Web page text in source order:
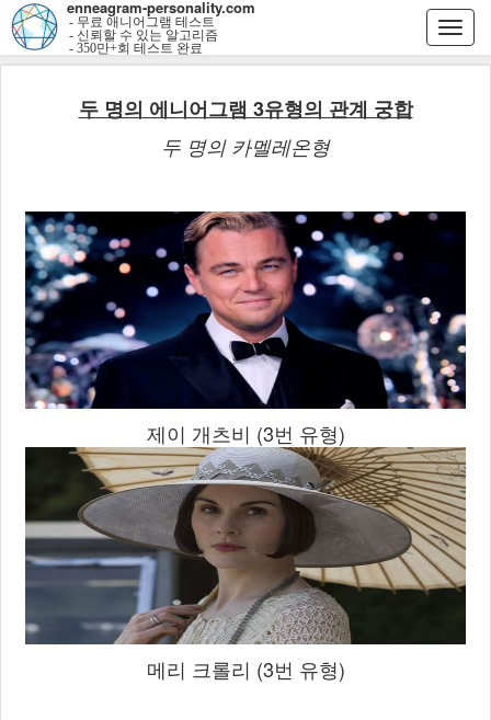
enneagram-personality.com
- 무료 애니어그램 테스트
- 신뢰할 수 있는 알고리즘
- 350만+회 테스트 완료
두 명의 에니어그램 3유형의 관계 궁합
두 명의 카멜레온형
제이 개츠비 (3번 유형)
메리 크롤리 (3번 유형)